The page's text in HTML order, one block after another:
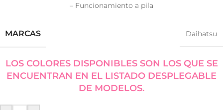
– Funcionamiento a pila
MARCAS Daihatsu
LOS COLORES DISPONIBLES SON LOS QUE SE
ENCUENTRAN EN EL LISTADO DESPLEGABLE
DE MODELOS.